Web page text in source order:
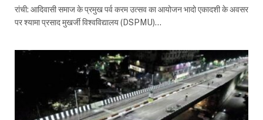
रांची: आदिवासी समाज के प्रमुख पर्व करम उत्सव का आयोजन भादो एकादशी के अवसर
पर श्यामा प्रसाद मुखर्जी विश्वविद्यालय (DSPMU)…